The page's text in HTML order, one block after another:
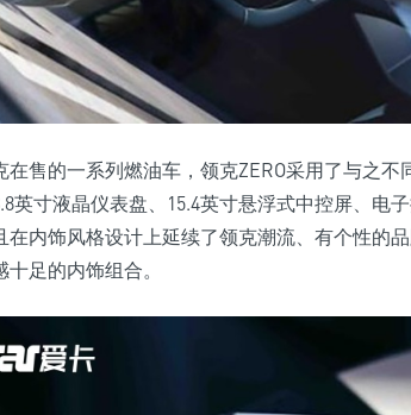
在售的一系列燃油车，领克ZERO采用了与之
英寸液晶仪表盘、15.4英寸悬浮式中控屏、电
在内饰风格设计上延续了领克潮流、有个性的
十足的内饰组合。